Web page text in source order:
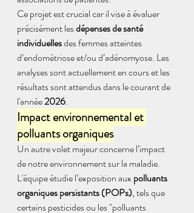
Ce projet est crucial car il vise à évaluer
précisément les dépenses de santé
individuelles des femmes atteintes
d’endométriose et/ou d’adénomyose. Les
analyses sont actuellement en cours et les
résultats sont attendus dans le courant de
l'année 2026.
Impact environnemental et
polluants organiques
Un autre volet majeur concerne l’impact
de notre environnement sur la maladie.
L'équipe étudie l’exposition aux polluants
organiques persistants (POPs), tels que
certains pesticides ou les "polluants